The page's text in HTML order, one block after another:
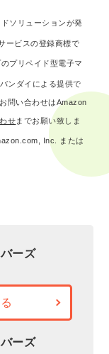
ソリューションが発
ービスの登録商標で
プリペイド型電子マ
ンダイによる提供で
問い合わせはAmazon
せまでお願い致しま
Inc. または
ーズ
ーズ